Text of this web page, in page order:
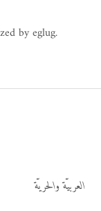
by eglug.
العربيّة والحريّة